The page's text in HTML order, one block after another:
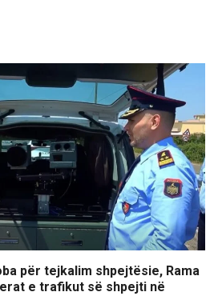
për tejkalim shpejtësie, Rama
e trafikut së shpejti në